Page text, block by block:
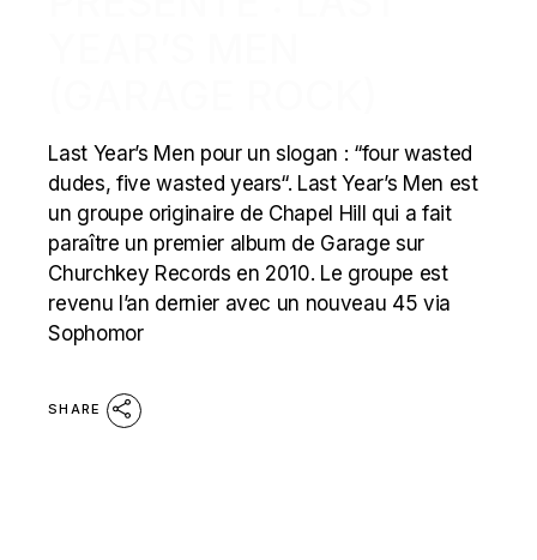
Last Year’s Men pour un slogan : “four wasted
dudes, five wasted years“. Last Year’s Men est
un groupe originaire de Chapel Hill qui a fait
paraître un premier album de Garage sur
Churchkey Records en 2010. Le groupe est
revenu l’an dernier avec un nouveau 45 via
Sophomor
SHARE